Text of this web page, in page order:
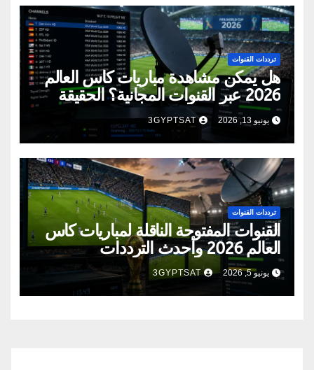
ترددات القنوات
هل يمكن مشاهدة مباريات كأس العالم
2026 عبر القنوات المجانية؟ الحقيقة
الكاملة
يونيو 13, 2026 3GYPTSAT
ترددات القنوات
القنوات المفتوحة الناقلة لمباريات كأس
العالم 2026 وأحدث الترددات
يونيو 5, 2026 3GYPTSAT